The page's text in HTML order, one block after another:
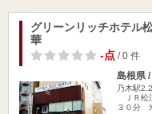
グリーンリッチホテル
華
-点/ 0 件
島根県
乃木駅
ＪＲ松
３０分